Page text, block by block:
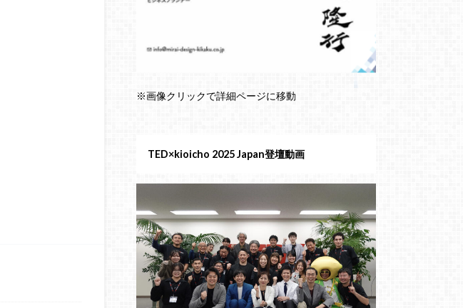
※画像クリックで詳細ページに移動
TED×kioicho 2025 Japan登壇動画